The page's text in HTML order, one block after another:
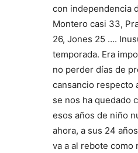
con independencia
Montero casi 33,
26, Jones 25 ….
temporada. Era
no perder días de
cansancio respecto
se nos ha quedado
esos años de niño
ahora, a sus 24
va a al rebote como